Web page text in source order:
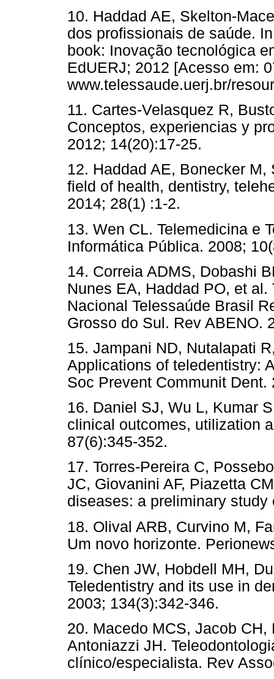
10. Haddad AE, Skelton-
dos profissionais de saúde.
book: Inovação tecnológica
EdUERJ; 2012 [Acesso em:
www.telessaude.uerj.br/
11. Cartes-Velasquez R,
Conceptos, experiencias y
2012; 14(20):17-25.
12. Haddad AE, Bonecker
field of health, dentistry,
2014; 28(1) :1-2.
13. Wen CL. Telemedicina e
Informática Pública. 2008;
14. Correia ADMS, Dobashi
Nunes EA, Haddad PO, et
Nacional Telessaúde Brasil
Grosso do Sul. Rev ABENO.
15. Jampani ND, Nutalapati
Applications of teledentistry:
Soc Prevent Communit Dent.
16. Daniel SJ, Wu L, Kumar
clinical outcomes, utilization
87(6):345-352.
17. Torres-Pereira C,
JC, Giovanini AF, Piazetta
diseases: a preliminary study
18. Olival ARB, Curvino M,
Um novo horizonte.
19. Chen JW, Hobdell MH,
Teledentistry and its use in
2003; 134(3):342-346.
20. Macedo MCS, Jacob CH,
Antoniazzi JH.
clínico/especialista. Rev